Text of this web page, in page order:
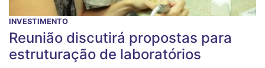
INVESTIMENTO
Reunião discutirá propostas para
estruturação de laboratórios